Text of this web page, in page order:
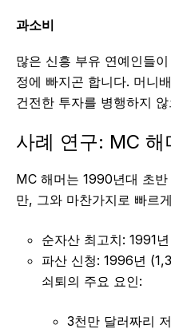
과소비
많은 신흥 부유 연예인들
정에 빠지곤 합니다. 머니
건전한 투자를 병행하지
사례 연구: MC 해
MC 해머는 1990년대 초
만, 그와 마찬가지로 빠르
순자산 최고치: 1991
파산 신청: 1996년
쇠퇴의 주요 요인:
3천만 달러짜리